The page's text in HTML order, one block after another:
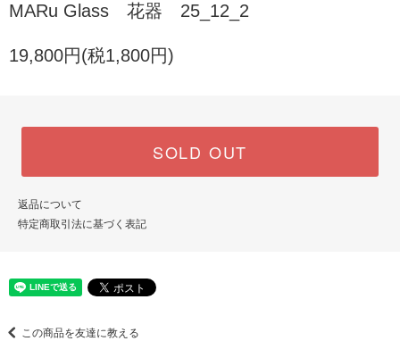
MARu Glass 花器 25_12_2
19,800円(税1,800円)
SOLD OUT
返品について
特定商取引法に基づく表記
この商品を友達に教える